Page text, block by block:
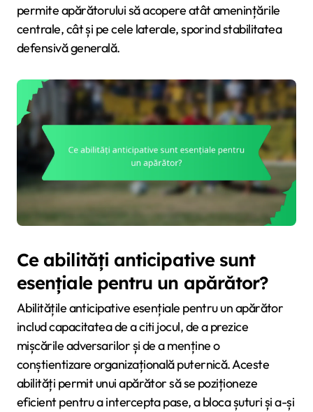
permite apărătorului să acopere atât amenințările
centrale, cât și pe cele laterale, sporind stabilitatea
defensivă generală.
Ce abilități anticipative sunt
esențiale pentru un apărător?
Abilitățile anticipative esențiale pentru un apărător
includ capacitatea de a citi jocul, de a prezice
mișcările adversarilor și de a menține o
conștientizare organizațională puternică. Aceste
abilități permit unui apărător să se poziționeze
eficient pentru a intercepta pase, a bloca șuturi și a-și